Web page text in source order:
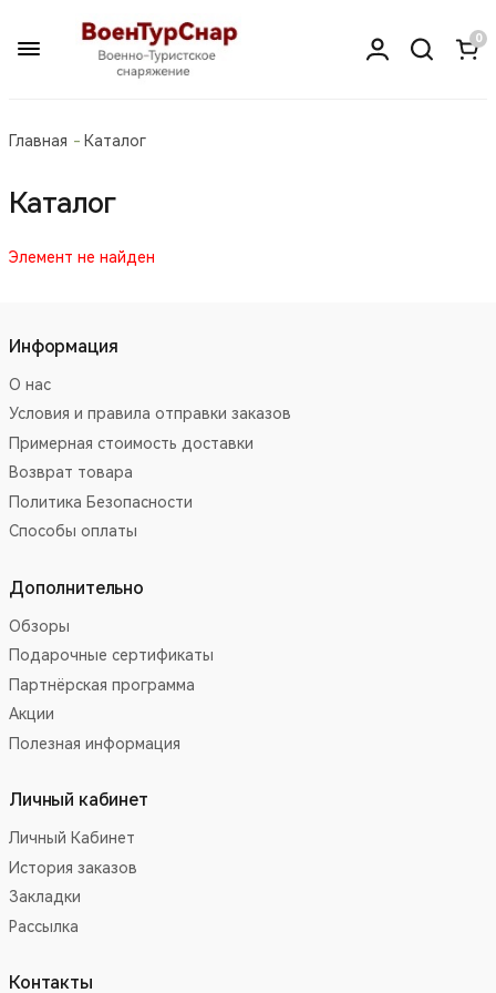
0
Главная Каталог
Каталог
Элемент не найден
Информация
О нас
Условия и правила отправки заказов
Примерная стоимость доставки
Возврат товара
Политика Безопасности
Способы оплаты
Дополнительно
Обзоры
Подарочные сертификаты
Партнёрская программа
Акции
Полезная информация
Личный кабинет
Личный Кабинет
История заказов
Закладки
Рассылка
Контакты